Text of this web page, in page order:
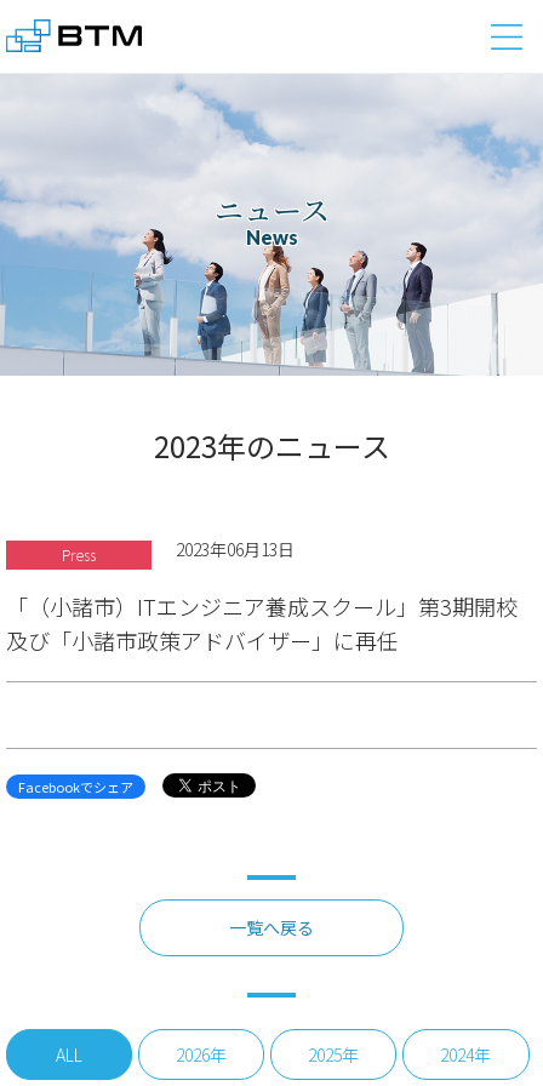
ニュース
News
2023年のニュース
2023年06月13日
Press
「（小諸市）ITエンジニア養成スクール」第3期開校
及び「小諸市政策アドバイザー」に再任
Facebookでシェア
一覧へ戻る
ALL 2026年 2025年 2024年